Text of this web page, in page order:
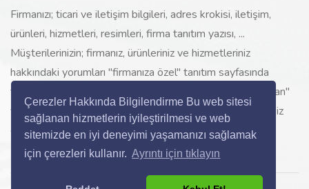
Çerezler Hakkında Bilgilendirme Bu web sitesi
sağlanan hizmetlerin iyileştirilmesi ve web
sitemizde en iyi deneyimi yaşamanızı sağlamak
için çerezleri kullanır. Ayrıntı için tıklayın
Firmanızı; ticari ve iletişim bilgileri, adres krokisi, iletişim,
ürünleri, hizmetleri, resimleri, firma tanıtım yazısı, ...
Müşterilerinizin; firmanız, ürünleriniz ve hizmetleriniz
hakkındaki yorumları "firmanıza özel" tanıtım sayfasında
toplanarak ürünlerinizi, hizmetlerinizi, internette "sizi arayan"
yeni müşterilerinize www.sektor.gen.tr aracılığı ile ücretsiz
gösterilir.